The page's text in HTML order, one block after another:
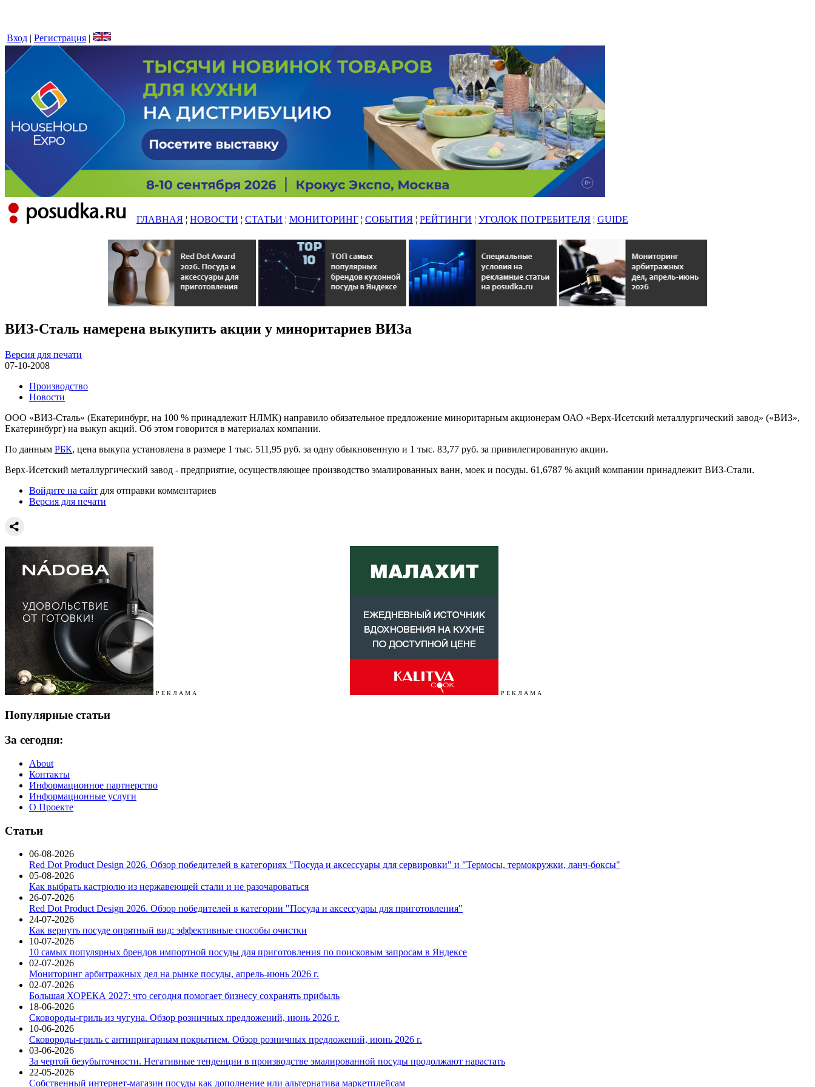
Вход | Регистрация |
ГЛАВНАЯ ¦ НОВОСТИ ¦ СТАТЬИ ¦ МОНИТОРИНГ ¦ СОБЫТИЯ ¦ РЕЙТИНГИ ¦ УГОЛОК ПОТРЕБИТЕЛЯ ¦ GUIDE
ВИЗ-Сталь намерена выкупить акции у миноритариев ВИЗа
Версия для печати
07-10-2008
Производство
Новости
ООО «ВИЗ-Сталь» (Екатеринбург, на 100 % принадлежит НЛМК) направило обязательное предложение миноритарным акционерам ОАО «Верх-Исетский металлургический завод» («ВИЗ»,
Екатеринбург) на выкуп акций. Об этом говорится в материалах компании.
По данным РБК, цена выкупа установлена в размере 1 тыс. 511,95 руб. за одну обыкновенную и 1 тыс. 83,77 руб. за привилегированную акции.
Верх-Исетский металлургический завод - предприятие, осуществляющее производство эмалированных ванн, моек и посуды. 61,6787 % акций компании принадлежит ВИЗ-Стали.
Войдите на сайт для отправки комментариев
Версия для печати
Р Е К Л А М А Р Е К Л А М А
Популярные статьи
За сегодня:
About
Контакты
Информационное партнерство
Информационные услуги
О Проекте
Статьи
06-08-2026
Red Dot Product Design 2026. Обзор победителей в категориях "Посуда и аксессуары для сервировки" и "Термосы, термокружки, ланч-боксы"
05-08-2026
Как выбрать кастрюлю из нержавеющей стали и не разочароваться
26-07-2026
Red Dot Product Design 2026. Обзор победителей в категории "Посуда и аксессуары для приготовления"
24-07-2026
Как вернуть посуде опрятный вид: эффективные способы очистки
10-07-2026
10 самых популярных брендов импортной посуды для приготовления по поисковым запросам в Яндексе
02-07-2026
Мониторинг арбитражных дел на рынке посуды, апрель-июнь 2026 г.
02-07-2026
Большая ХОРЕКА 2027: что сегодня помогает бизнесу сохранять прибыль
18-06-2026
Сковороды-гриль из чугуна. Обзор розничных предложений, июнь 2026 г.
10-06-2026
Сковороды-гриль с антипригарным покрытием. Обзор розничных предложений, июнь 2026 г.
03-06-2026
За чертой безубыточности. Негативные тенденции в производстве эмалированной посуды продолжают нарастать
22-05-2026
Собственный интернет-магазин посуды как дополнение или альтернатива маркетплейсам